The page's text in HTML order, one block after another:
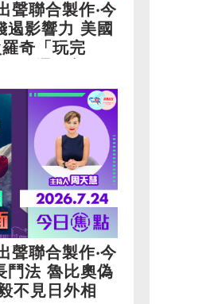
聲聯合製作‧今
遏影響力 美國
奇「玩完
唔通靠美
聲聯合製作‧今
鬥法 魯比奧偽
不見日外相